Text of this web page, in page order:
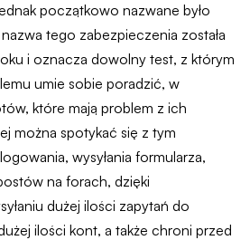
początkowo nazwane było
tego zabezpieczenia została
i oznacza dowolny test, z którym
umie sobie poradzić, w
które mają problem z ich
można spotykać się z tym
wysyłania formularza,
na forach, dzięki
dużej ilości zapytań do
ilości kont, a także chroni przed